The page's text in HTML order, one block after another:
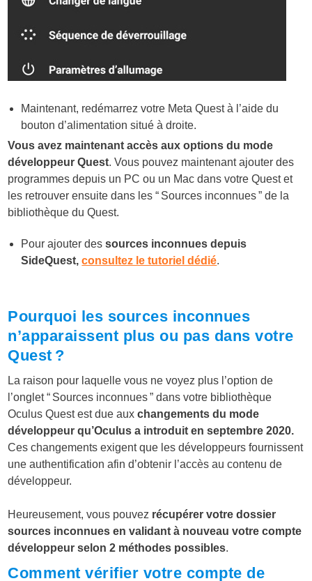
Maintenant, redémarrez votre Meta Quest à l’aide du
bouton d’alimentation situé à droite.
Vous avez maintenant accès aux options du mode
développeur Quest. Vous pouvez maintenant ajouter des
programmes depuis un PC ou un Mac dans votre Quest et
les retrouver ensuite dans les “ Sources inconnues ” de la
bibliothèque du Quest.
Pour ajouter dessources inconnues depuis
SideQuest,consultez le tutoriel dédié.
Pourquoi les sources inconnues
n’apparaissent plus ou pas dans votre
Quest ?
La raison pour laquelle vous ne voyez plus l’option de
l’onglet “ Sources inconnues ” dans votre bibliothèque
Oculus Quest est due auxchangements du mode
développeur qu’Oculus a introduit en septembre 2020.
Ces changements exigent que les développeurs fournissent
une authentification afin d’obtenir l’accès au contenu de
développeur.
Heureusement, vous pouvez récupérer votre dossier
sources inconnues en validant à nouveau votre compte
développeur selon 2 méthodes possibles.
Comment vérifier votre compte de